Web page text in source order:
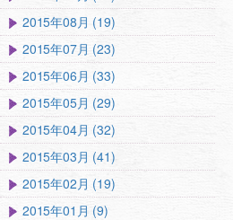
2015年08月 (19)
2015年07月 (23)
2015年06月 (33)
2015年05月 (29)
2015年04月 (32)
2015年03月 (41)
2015年02月 (19)
2015年01月 (9)